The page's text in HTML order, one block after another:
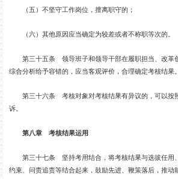
（五）不坚守工作岗位，擅离职守的；
（六）其他原因应当确定为较差或者不称职等次的。
第三十五条 领导班子和领导干部在履职担当、改革
综合分析给予容错的，应当客观评价，合理确定考核结果。
第三十六条 考核对象对考核结果有异议的，可以按
诉。
第八章 考核结果运用
第三十七条 坚持考用结合，将考核结果与选拔任用
约束、问责追责等结合起来，鼓励先进、鞭策落后，推动